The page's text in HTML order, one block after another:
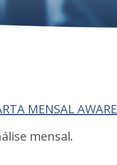
MENSAL AWARE
mensal.